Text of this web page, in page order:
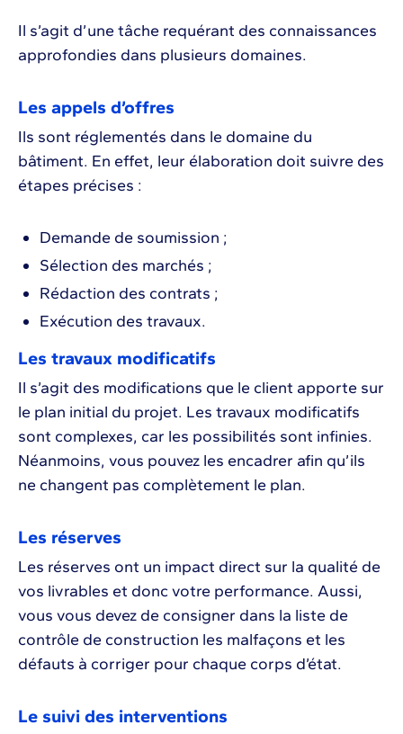
Il s’agit d’une tâche requérant des connaissances
approfondies dans plusieurs domaines.
Les appels d’offres
Ils sont réglementés dans le domaine du
bâtiment. En effet, leur élaboration doit suivre des
étapes précises :
Demande de soumission ;
Sélection des marchés ;
Rédaction des contrats ;
Exécution des travaux.
Les travaux modificatifs
Il s’agit des modifications que le client apporte sur
le plan initial du projet. Les travaux modificatifs
sont complexes, car les possibilités sont infinies.
Néanmoins, vous pouvez les encadrer afin qu’ils
ne changent pas complètement le plan.
Les réserves
Les réserves ont un impact direct sur la qualité de
vos livrables et donc votre performance. Aussi,
vous vous devez de consigner dans la liste de
contrôle de construction les malfaçons et les
défauts à corriger pour chaque corps d’état.
Le suivi des interventions